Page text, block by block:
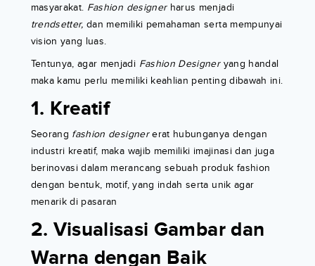
masyarakat. Fashion designer harus menjadi
trendsetter,dan memiliki pemahaman serta mempunyai
vision yang luas.
Tentunya, agar menjadi Fashion Designeryang handal
maka kamu perlu memiliki keahlian penting dibawah ini.
1. Kreatif
Seorang fashion designererat hubunganya dengan
industri kreatif, maka wajib memiliki imajinasi dan juga
berinovasi dalam merancang sebuah produk fashion
dengan bentuk, motif, yang indah serta unik agar
menarik di pasaran
2. Visualisasi Gambar dan
Warna dengan Baik